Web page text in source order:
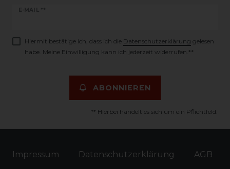
E-MAIL **
Newsletter
Hiermit bestätige ich, dass ich die Daten­schutz­erklärung gelesen
habe. Meine Einwilligung kann ich jederzeit widerrufen.**
ABONNIEREN
** Hierbei handelt es sich um ein Pflichtfeld.
Impressum Daten­schutz­erklärung AGB